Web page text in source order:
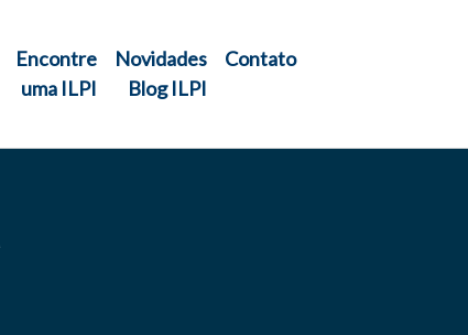
Encontre
uma ILPI
Novidades
Blog ILPI
Contato